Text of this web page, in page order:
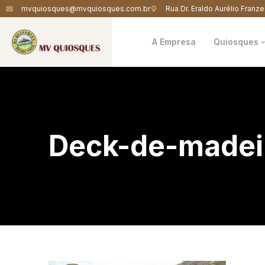
mvquiosques@mvquiosques.com.br Rua Dr. Eraldo Aurélio
A Empresa Quiosques
Deck-de-